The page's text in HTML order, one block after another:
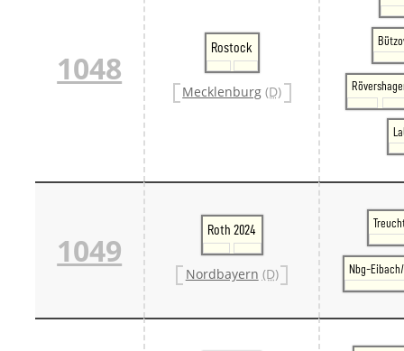
1048
Rostock
Mecklenburg (D)
1049
Roth 2024
Nordbayern (D) Nbg-